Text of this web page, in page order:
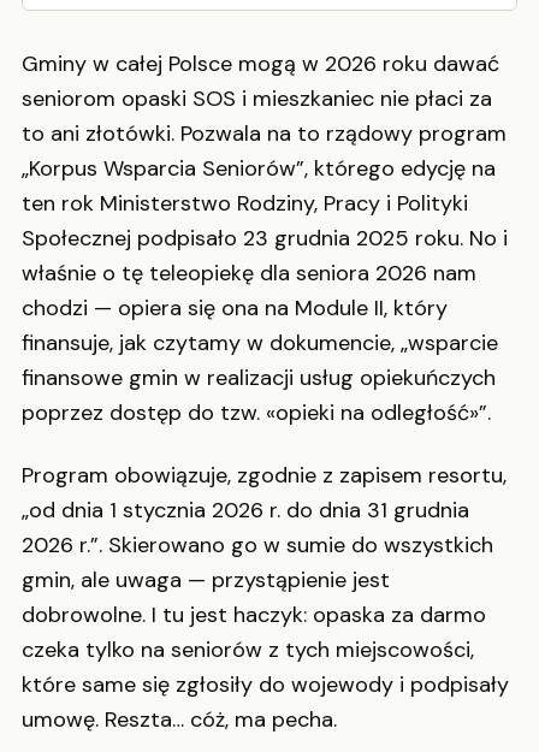
Gminy w całej Polsce mogą w 2026 roku dawać
seniorom opaski SOS i mieszkaniec nie płaci za
to ani złotówki. Pozwala na to rządowy program
„Korpus Wsparcia Seniorów”, którego edycję na
ten rok Ministerstwo Rodziny, Pracy i Polityki
Społecznej podpisało 23 grudnia 2025 roku. No i
właśnie o tę teleopiekę dla seniora 2026 nam
chodzi — opiera się ona na Module II, który
finansuje, jak czytamy w dokumencie, „wsparcie
finansowe gmin w realizacji usług opiekuńczych
poprzez dostęp do tzw. «opieki na odległość»”.
Program obowiązuje, zgodnie z zapisem resortu,
„od dnia 1 stycznia 2026 r. do dnia 31 grudnia
2026 r.”. Skierowano go w sumie do wszystkich
gmin, ale uwaga — przystąpienie jest
dobrowolne. I tu jest haczyk: opaska za darmo
czeka tylko na seniorów z tych miejscowości,
które same się zgłosiły do wojewody i podpisały
umowę. Reszta… cóż, ma pecha.